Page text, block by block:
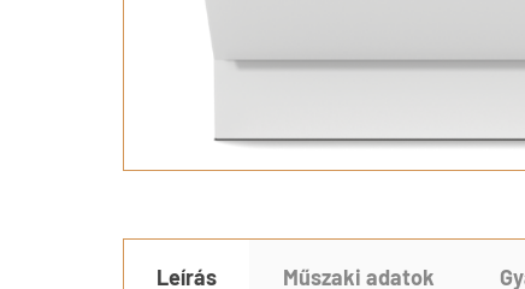
Leírás Műszaki adatok